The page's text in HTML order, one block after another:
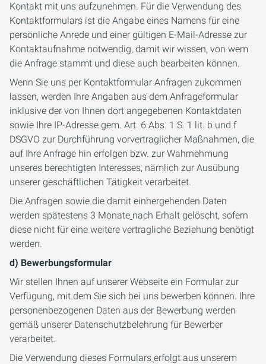
Kontakt mit uns aufzunehmen. Für die Verwendung des
Kontaktformulars ist die Angabe eines Namens für eine
persönliche Anrede und einer gültigen E-Mail-Adresse zur
Kontaktaufnahme notwendig, damit wir wissen, von wem
die Anfrage stammt und diese auch bearbeiten können.
Wenn Sie uns per Kontaktformular Anfragen zukommen
lassen, werden Ihre Angaben aus dem Anfrageformular
inklusive der von Ihnen dort angegebenen Kontaktdaten
sowie Ihre IP-Adresse gem. Art. 6 Abs. 1 S. 1 lit. b und f
DSGVO zur Durchführung vorvertraglicher Maßnahmen, die
auf Ihre Anfrage hin erfolgen bzw. zur Wahrnehmung
unseres berechtigten Interesses, nämlich zur Ausübung
unserer geschäftlichen Tätigkeit verarbeitet.
Die Anfragen sowie die damit einhergehenden Daten
werden spätestens 3 Monate nach Erhalt gelöscht, sofern
diese nicht für eine weitere vertragliche Beziehung benötigt
werden.
d) Bewerbungsformular
Wir stellen Ihnen auf unserer Webseite ein Formular zur
Verfügung, mit dem Sie sich bei uns bewerben können. Ihre
personenbezogenen Daten aus der Bewerbung werden
gemäß unserer Datenschutzbelehrung für Bewerber
verarbeitet.
Die Verwendung dieses Formulars erfolgt aus unserem